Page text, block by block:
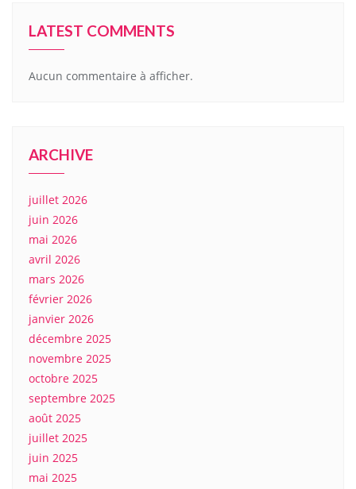
LATEST COMMENTS
Aucun commentaire à afficher.
ARCHIVE
juillet 2026
juin 2026
mai 2026
avril 2026
mars 2026
février 2026
janvier 2026
décembre 2025
novembre 2025
octobre 2025
septembre 2025
août 2025
juillet 2025
juin 2025
mai 2025